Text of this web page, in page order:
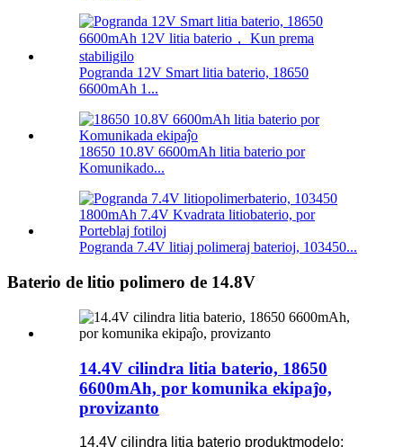
Pogranda 12V Smart litia baterio, 18650
6600mAh 1...
18650 10.8V 6600mAh litia baterio por
Komunikado...
Pogranda 7.4V litiaj polimeraj baterioj, 103450...
Baterio de litio polimero de 14.8V
14.4V cilindra litia baterio, 18650
6600mAh, por komunika ekipaĵo,
provizanto
14.4V cilindra litia baterio produktmodelo: